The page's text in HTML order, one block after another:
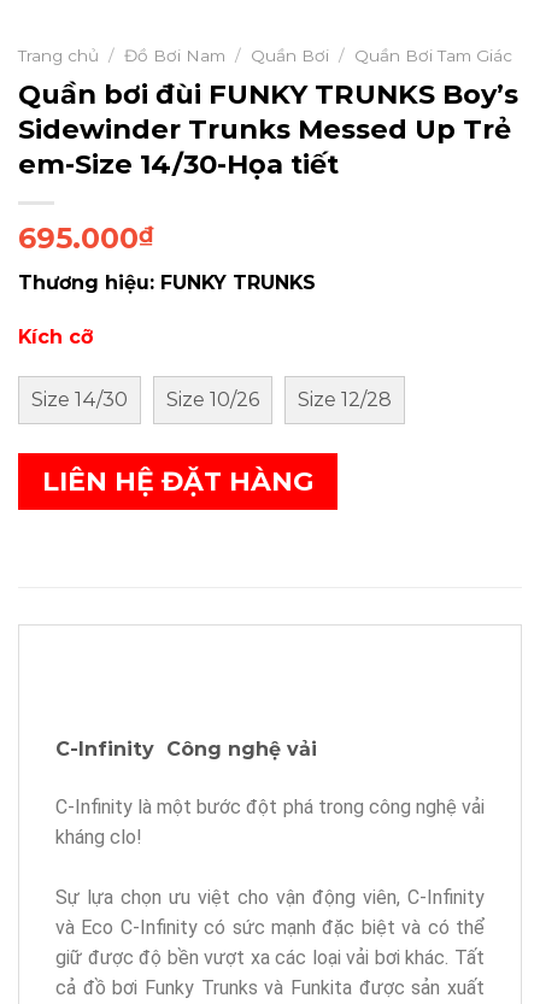
Trang chủ / Đồ Bơi Nam / Quần Bơi / Quần Bơi Tam Giác
Quần bơi đùi FUNKY TRUNKS Boy’s
Sidewinder Trunks Messed Up Trẻ
em-Size 14/30-Họa tiết
695.000₫
Thương hiệu: FUNKY TRUNKS
Kích cỡ
Size 14/30 Size 10/26 Size 12/28
LIÊN HỆ ĐẶT HÀNG
C-Infinity Công nghệ vải
C-Infinity là một bước đột phá trong công nghệ vải
kháng clo!
Sự lựa chọn ưu việt cho vận động viên, C-Infinity
và Eco C-Infinity có sức mạnh đặc biệt và có thể
giữ được độ bền vượt xa các loại vải bơi khác. Tất
cả đồ bơi Funky Trunks và Funkita được sản xuất